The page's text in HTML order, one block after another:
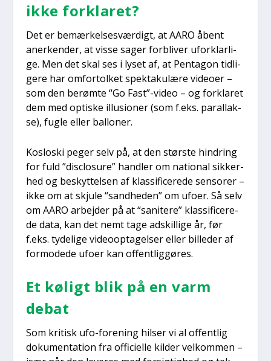
ikke for­kla­ret?
Det er bemær­kel­ses­vær­digt, at AARO åbent
aner­ken­der, at vis­se sager for­bli­ver ufor­klar­li­
ge. Men det skal ses i lyset af, at Pen­ta­gon tid­li­
ge­re har omfor­tol­ket spek­taku­læ­re video­er –
som den berøm­te “Go Fast”-video – og for­kla­ret
dem med opti­ske illu­sio­ner (som f.eks. paral­lak­
se), fug­le eller bal­lo­ner.
Koslo­ski peger selv på, at den stør­ste hin­dring
for fuld ”disclo­su­re” hand­ler om natio­nal sik­ker­
hed og beskyt­tel­sen af klas­si­fi­ce­re­de sen­so­rer –
ikke om at skju­le “sand­he­den” om ufo­er. Så selv
om AARO arbej­der på at “sani­te­re” klas­si­fi­ce­re­
de data, kan det nemt tage adskil­li­ge år, før
f.eks. tyde­li­ge video­op­ta­gel­ser eller bil­le­der af
for­mode­de ufo­er kan offent­lig­gø­res.
Et køligt blik på en varm
debat
Som kri­tisk ufo-for­e­ning hil­ser vi al offent­lig
doku­men­ta­tion fra offi­ci­el­le kil­der vel­kom­men –